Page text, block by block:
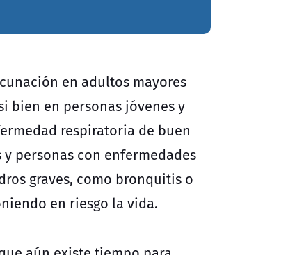
en adultos mayores
bien en personas jóvenes y
respiratoria de buen
personas con enfermedades
graves, como bronquitis o
en riesgo la vida.